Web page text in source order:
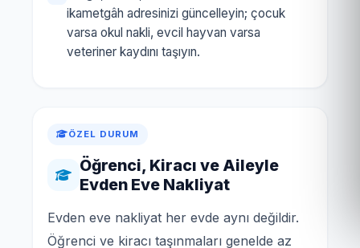
ikametgâh adresinizi güncelleyin; çocuk
varsa okul nakli, evcil hayvan varsa
veteriner kaydını taşıyın.
ÖZEL DURUM
Öğrenci, Kiracı ve Aileyle
Evden Eve Nakliyat
Evden eve nakliyat her evde aynı değildir.
Öğrenci ve kiracı taşınmaları genelde az